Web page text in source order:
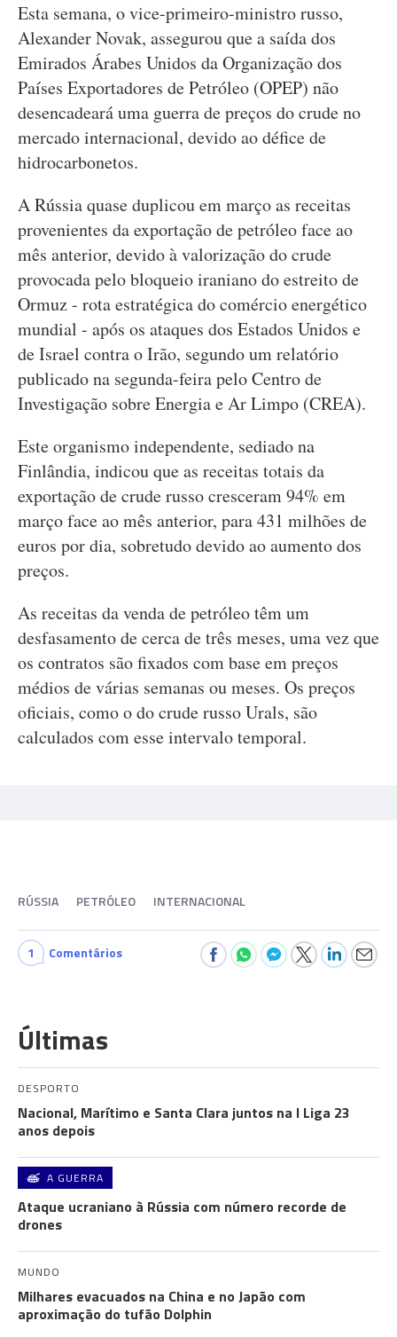
Esta semana, o vice-primeiro-ministro russo,
Alexander Novak, assegurou que a saída dos
Emirados Árabes Unidos da Organização dos
Países Exportadores de Petróleo (OPEP) não
desencadeará uma guerra de preços do crude no
mercado internacional, devido ao défice de
hidrocarbonetos.
A Rússia quase duplicou em março as receitas
provenientes da exportação de petróleo face ao
mês anterior, devido à valorização do crude
provocada pelo bloqueio iraniano do estreito de
Ormuz - rota estratégica do comércio energético
mundial - após os ataques dos Estados Unidos e
de Israel contra o Irão, segundo um relatório
publicado na segunda-feira pelo Centro de
Investigação sobre Energia e Ar Limpo (CREA).
Este organismo independente, sediado na
Finlândia, indicou que as receitas totais da
exportação de crude russo cresceram 94% em
março face ao mês anterior, para 431 milhões de
euros por dia, sobretudo devido ao aumento dos
preços.
As receitas da venda de petróleo têm um
desfasamento de cerca de três meses, uma vez que
os contratos são fixados com base em preços
médios de várias semanas ou meses. Os preços
oficiais, como o do crude russo Urals, são
calculados com esse intervalo temporal.
RÚSSIA PETRÓLEO INTERNACIONAL
1 Comentários
Últimas
DESPORTO
Nacional, Marítimo e Santa Clara juntos na I Liga 23
anos depois
A GUERRA
Ataque ucraniano à Rússia com número recorde de
drones
MUNDO
Milhares evacuados na China e no Japão com
aproximação do tufão Dolphin